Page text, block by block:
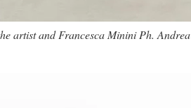
artist and Francesca Minini Ph. Andrea